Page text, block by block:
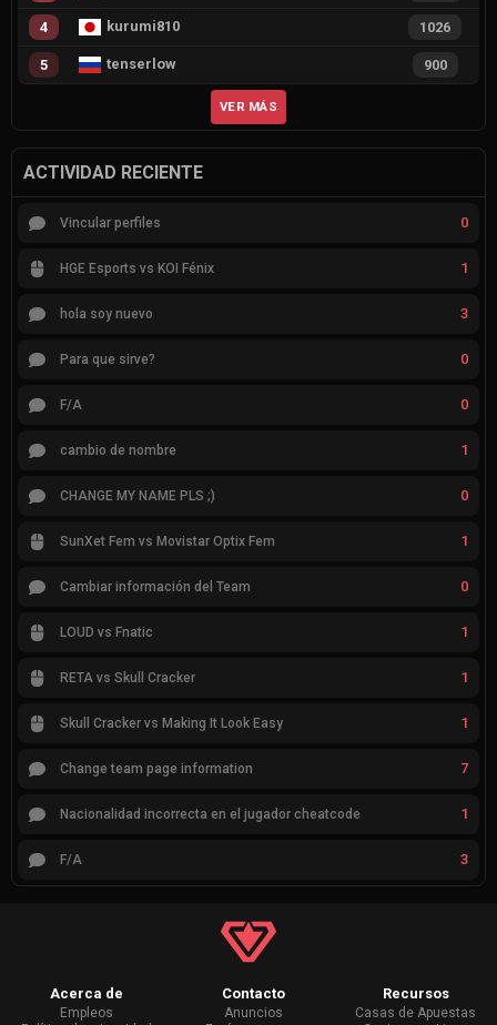
4 kurumi810 1026
5 tenserlow 900
VER MÁS
ACTIVIDAD RECIENTE
Vincular perfiles 0
HGE Esports vs KOI Fénix 1
hola soy nuevo 3
Para que sirve? 0
F/A 0
cambio de nombre 1
CHANGE MY NAME PLS ;) 0
SunXet Fem vs Movistar Optix Fem 1
Cambiar información del Team 0
LOUD vs Fnatic 1
RETA vs Skull Cracker 1
Skull Cracker vs Making It Look Easy 1
Change team page information 7
Nacionalidad incorrecta en el jugador cheatcode 1
F/A 3
Acerca de
Empleos
Contacto
Anuncios
Recursos
Casas de Apuestas